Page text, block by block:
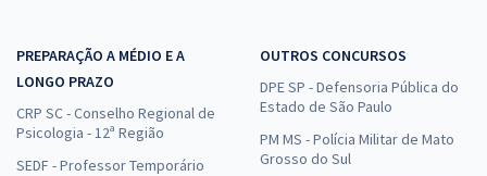
PREPARAÇÃO A MÉDIO E A
LONGO PRAZO
CRP SC - Conselho Regional de
Psicologia - 12ª Região
SEDF - Professor Temporário
OUTROS CONCURSOS
DPE SP - Defensoria Pública do
Estado de São Paulo
PM MS - Polícia Militar de Mato
Grosso do Sul